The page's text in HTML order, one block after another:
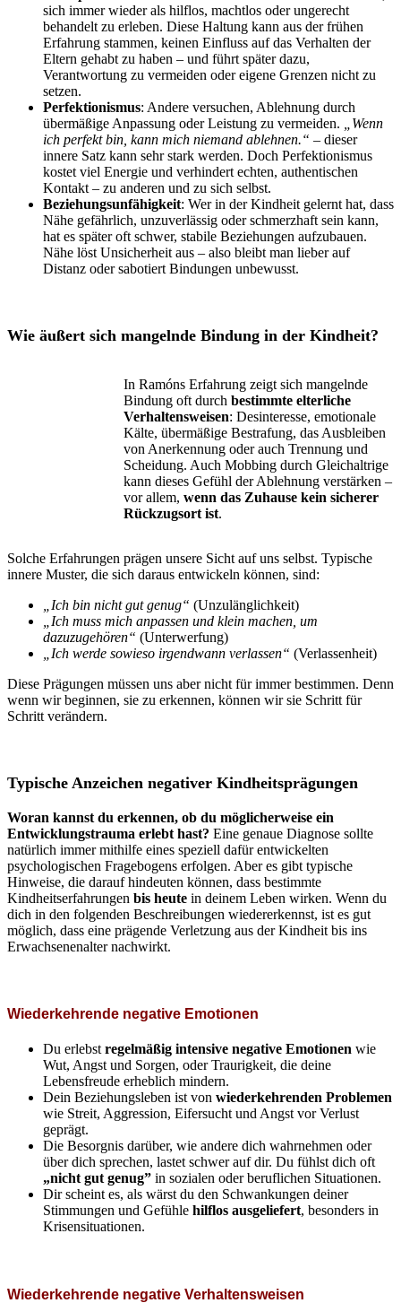
sich immer wieder als hilflos, machtlos oder ungerecht
behandelt zu erleben. Diese Haltung kann aus der frühen
Erfahrung stammen, keinen Einfluss auf das Verhalten der
Eltern gehabt zu haben – und führt später dazu,
Verantwortung zu vermeiden oder eigene Grenzen nicht zu
setzen.
Perfektionismus: Andere versuchen, Ablehnung durch
übermäßige Anpassung oder Leistung zu vermeiden.
„Wenn
ich perfekt bin, kann mich niemand ablehnen.“ – dieser
innere Satz kann sehr stark werden. Doch Perfektionismus
kostet viel Energie und verhindert echten, authentischen
Kontakt – zu anderen und zu sich selbst.
Beziehungsunfähigkeit: Wer in der Kindheit gelernt hat, dass
Nähe gefährlich, unzuverlässig oder schmerzhaft sein kann,
hat es später oft schwer, stabile Beziehungen aufzubauen.
Nähe löst Unsicherheit aus – also bleibt man lieber auf
Distanz oder sabotiert Bindungen unbewusst.
Wie äußert sich mangelnde Bindung in der Kindheit?
In Ramóns Erfahrung zeigt sich mangelnde
Bindung oft durch bestimmte elterliche
Verhaltensweisen: Desinteresse, emotionale
Kälte, übermäßige Bestrafung, das Ausbleiben
von Anerkennung oder auch Trennung und
Scheidung. Auch Mobbing durch Gleichaltrige
kann dieses Gefühl der Ablehnung verstärken –
vor allem, wenn das Zuhause kein sicherer
Rückzugsort ist.
Solche Erfahrungen prägen unsere Sicht auf uns selbst. Typische
innere Muster, die sich daraus entwickeln können, sind:
„Ich bin nicht gut genug“ (Unzulänglichkeit)
„Ich muss mich anpassen und klein machen, um
dazuzugehören“ (Unterwerfung)
„Ich werde sowieso irgendwann verlassen“ (Verlassenheit)
Diese Prägungen müssen uns aber nicht für immer bestimmen. Denn
wenn wir beginnen, sie zu erkennen, können wir sie Schritt für
Schritt verändern.
Typische Anzeichen negativer Kindheitsprägungen
Woran kannst du erkennen, ob du möglicherweise ein
Entwicklungstrauma erlebt hast? Eine genaue Diagnose sollte
natürlich immer mithilfe eines speziell dafür entwickelten
psychologischen Fragebogens erfolgen. Aber es gibt typische
Hinweise, die darauf hindeuten können, dass bestimmte
Kindheitserfahrungen bis heute in deinem Leben wirken. Wenn du
dich in den folgenden Beschreibungen wiedererkennst, ist es gut
möglich, dass eine prägende Verletzung aus der Kindheit bis ins
Erwachsenenalter nachwirkt.
Wiederkehrende negative Emotionen
Du erlebstregelmäßig intensive negative Emotionen wie
Wut, Angst und Sorgen, oder Traurigkeit, die deine
Lebensfreude erheblich mindern.
Dein Beziehungsleben ist von wiederkehrenden Problemen
wie Streit, Aggression, Eifersucht und Angst vor Verlust
geprägt.
Die Besorgnis darüber, wie andere dich wahrnehmen oder
über dich sprechen, lastet schwer auf dir. Du fühlst dich oft
„nicht gut genug” in sozialen oder beruflichen Situationen.
Dir scheint es, als wärst du den Schwankungen deiner
Stimmungen und Gefühle hilflos ausgeliefert, besonders in
Krisensituationen.
Wiederkehrende negative Verhaltensweisen